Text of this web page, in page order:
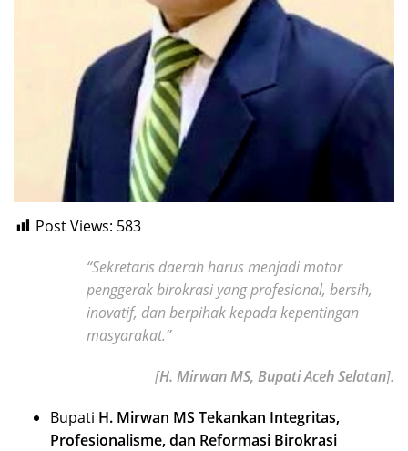
Post Views: 583
“Sekretaris daerah harus menjadi motor
penggerak birokrasi yang profesional, bersih,
inovatif, dan berpihak kepada kepentingan
masyarakat.”
[H. Mirwan MS, Bupati Aceh Selatan].
Bupati H. Mirwan MS Tekankan Integritas,
Profesionalisme, dan Reformasi Birokrasi